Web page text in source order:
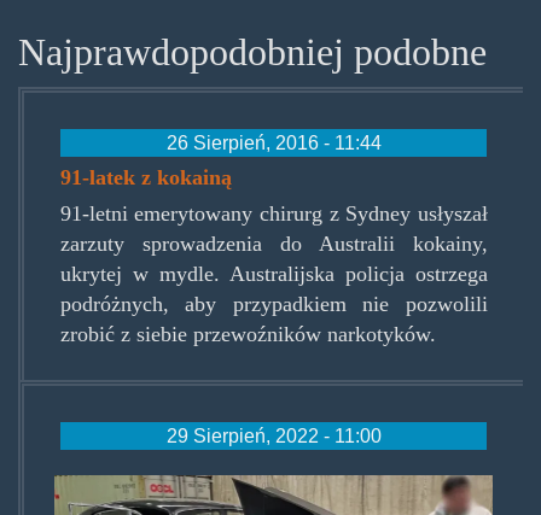
Najprawdopodobniej podobne
26 Sierpień, 2016 - 11:44
91-latek z kokainą
91-letni emerytowany chirurg z Sydney usłyszał
zarzuty sprowadzenia do Australii kokainy,
ukrytej w mydle. Australijska policja ostrzega
podróżnych, aby przypadkiem nie pozwolili
zrobić z siebie przewoźników narkotyków.
29 Sierpień, 2022 - 11:00